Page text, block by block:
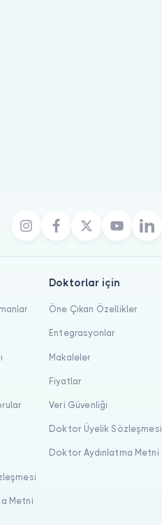
Metni
Doktorlar için
Öne Çıkan Özellikler
Entegrasyonlar
Makaleler
Fiyatlar
Veri Güvenliği
Doktor Üyelik Sözleşmesi
Doktor Aydınlatma Metni